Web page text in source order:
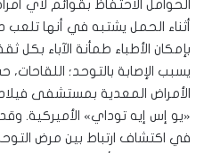
الحوامل الاحتفاظ بقوائم لأي
أثناء الحمل يشتبه في أنها تلعب
بإمكان الأطباء طمأنة الآباء بكل
يسبب الإصابة بالتوحد؛
الأمراض المعدية بمستشفى
«يو إس إيه توداي» الأميركية.
في اكتشاف ارتباط بين مرض